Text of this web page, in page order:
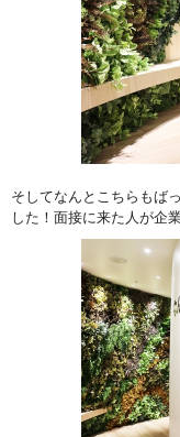
そしてなんとこちらもば
した！面接に来た人が企